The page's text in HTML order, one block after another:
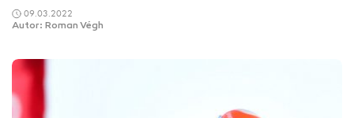
09.03.2022
Autor: Roman Végh